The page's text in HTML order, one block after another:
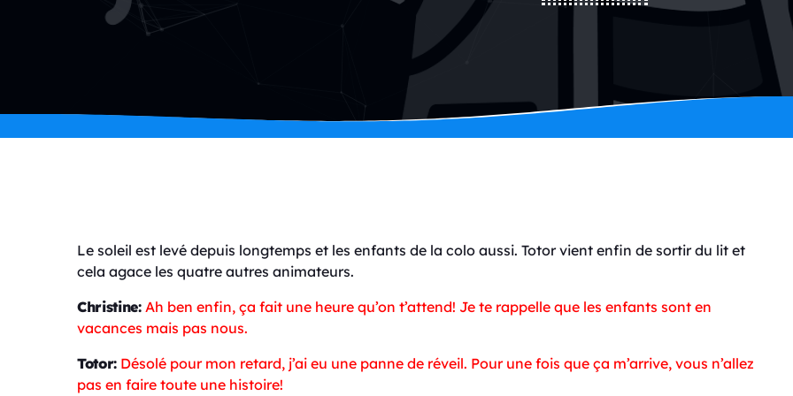
Le soleil est levé depuis longtemps et les enfants de la colo aussi. Totor vient enfin de sortir du lit et
cela agace les quatre autres animateurs.
Christine: Ah ben enfin, ça fait une heure qu’on t’attend! Je te rappelle que les enfants sont en
vacances mais pas nous.
Totor: Désolé pour mon retard, j’ai eu une panne de réveil. Pour une fois que ça m’arrive, vous n’allez
pas en faire toute une histoire!